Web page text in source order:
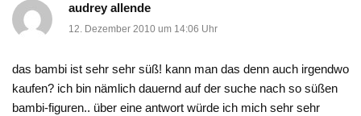
audrey allende
12. Dezember 2010 um 14:06 Uhr
das bambi ist sehr sehr süß! kann man das denn auch irgendwo
kaufen? ich bin nämlich dauernd auf der suche nach so süßen
bambi-figuren.. über eine antwort würde ich mich sehr sehr